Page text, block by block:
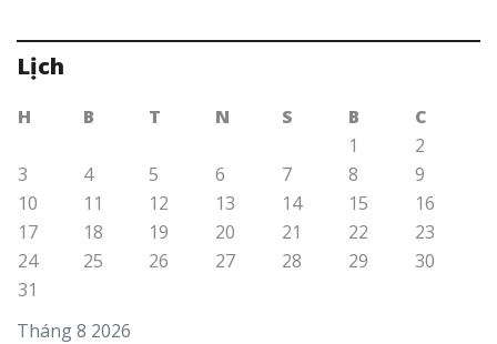
Lịch
Tháng 8 2026
H B T N S B
C
1
2
3
4 5 6 7 8
9
10
11 12 13 14 15
16
17
18 19 20 21 22
23
24
25 26 27 28 29
30
31